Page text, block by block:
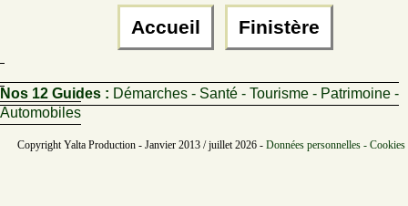
Accueil Finistère
Nos 12 Guides : Démarches - Santé - Tourisme - Patrimoine -
Automobiles
Copyright Yalta Production - Janvier 2013 / juillet 2026 - Données personnelles -